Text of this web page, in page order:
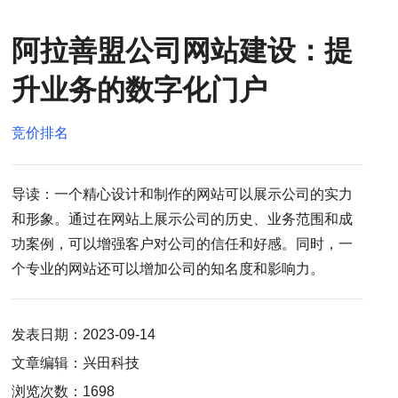
阿拉善盟公司网站建设：提
升业务的数字化门户
竞价排名
导读：一个精心设计和制作的网站可以展示公司的实力
和形象。通过在网站上展示公司的历史、业务范围和成
功案例，可以增强客户对公司的信任和好感。同时，一
个专业的网站还可以增加公司的知名度和影响力。
发表日期：2023-09-14
文章编辑：兴田科技
浏览次数：1698